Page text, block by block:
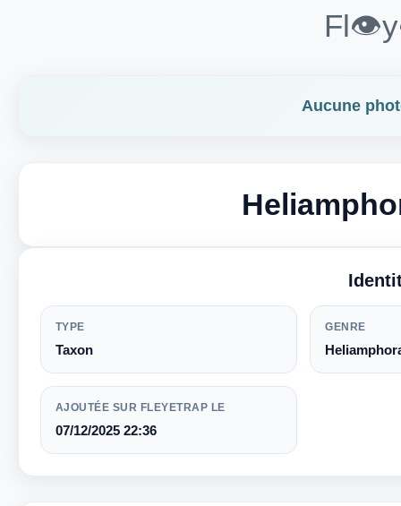
Aucune
TYPE
Taxon
GENRE
AJOUTÉE SUR FLEYETRAP LE
07/12/2025 22:36